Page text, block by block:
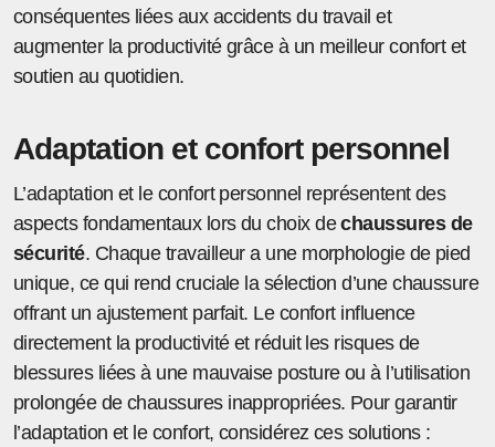
conséquentes liées aux accidents du travail et
augmenter la productivité grâce à un meilleur confort et
soutien au quotidien.
Adaptation et confort personnel
L’adaptation et le confort personnel représentent des
aspects fondamentaux lors du choix dechaussures de
sécurité. Chaque travailleur a une morphologie de pied
unique, ce qui rend cruciale la sélection d’une chaussure
offrant un ajustement parfait. Le confort influence
directement la productivité et réduit les risques de
blessures liées à une mauvaise posture ou à l’utilisation
prolongée de chaussures inappropriées. Pour garantir
l’adaptation et le confort, considérez ces solutions :